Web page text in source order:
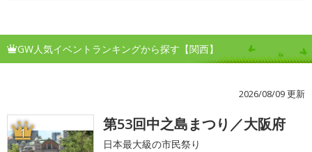
GW人気イベントランキングから探す【関西】
2026/08/09 更新
1 第53回中之島まつり／大阪府
日本最大級の市民祭り